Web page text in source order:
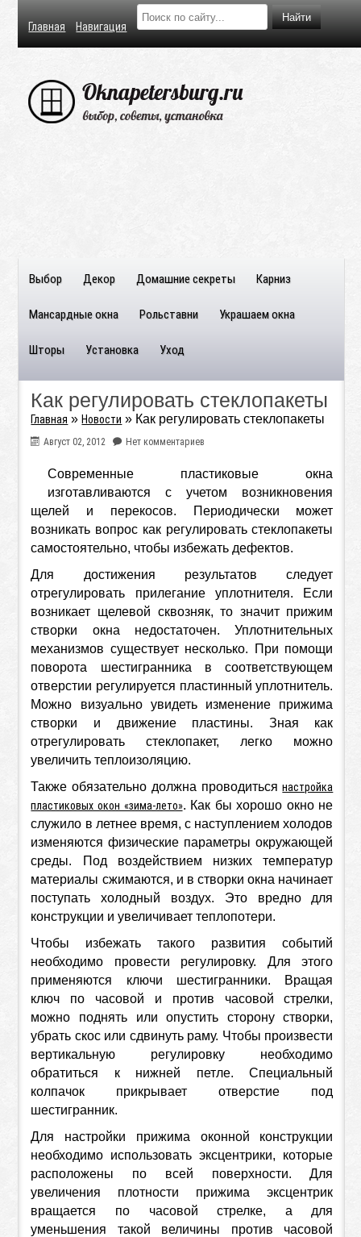
Главная Навигация
Выбор Декор Домашние секреты Карниз
Мансардные окна Рольставни Украшаем окна
Шторы Установка Уход
Как регулировать стеклопакеты
Главная »Новости » Как регулировать стеклопакеты
Август 02, 2012 Нет комментариев
Современные пластиковые окна
изготавливаются с учетом возникновения
щелей и перекосов. Периодически может
возникать вопрос как регулировать стеклопакеты
самостоятельно, чтобы избежать дефектов.
Для достижения результатов следует
отрегулировать прилегание уплотнителя. Если
возникает щелевой сквозняк, то значит прижим
створки окна недостаточен. Уплотнительных
механизмов существует несколько. При помощи
поворота шестигранника в соответствующем
отверстии регулируется пластинный уплотнитель.
Можно визуально увидеть изменение прижима
створки и движение пластины. Зная как
отрегулировать стеклопакет, легко можно
увеличить теплоизоляцию.
Также обязательно должна проводитьсянастройка
пластиковых окон «зима-лето». Как бы хорошо окно не
служило в летнее время, с наступлением холодов
изменяются физические параметры окружающей
среды. Под воздействием низких температур
материалы сжимаются, и в створки окна начинает
поступать холодный воздух. Это вредно для
конструкции и увеличивает теплопотери.
Чтобы избежать такого развития событий
необходимо провести регулировку. Для этого
применяются ключи шестигранники. Вращая
ключ по часовой и против часовой стрелки,
можно поднять или опустить сторону створки,
убрать скос или сдвинуть раму. Чтобы произвести
вертикальную регулировку необходимо
обратиться к нижней петле. Специальный
колпачок прикрывает отверстие под
шестигранник.
Для настройки прижима оконной конструкции
необходимо использовать эксцентрики, которые
расположены по всей поверхности. Для
увеличения плотности прижима эксцентрик
вращается по часовой стрелке, а для
уменьшения такой величины против часовой